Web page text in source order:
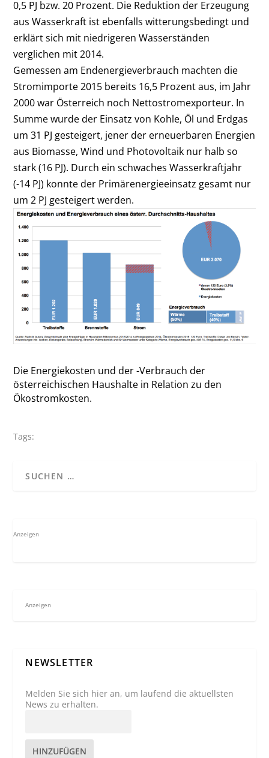
0,5 PJ bzw. 20 Prozent. Die Reduktion der Erzeugung
aus Wasserkraft ist ebenfalls witterungsbedingt und
erklärt sich mit niedrigeren Wasserständen
verglichen mit 2014.
Gemessen am Endenergieverbrauch machten die
Stromimporte 2015 bereits 16,5 Prozent aus, im Jahr
2000 war Österreich noch Nettostromexporteur. In
Summe wurde der Einsatz von Kohle, Öl und Erdgas
um 31 PJ gesteigert, jener der erneuerbaren Energien
aus Biomasse, Wind und Photovoltaik nur halb so
stark (16 PJ). Durch ein schwaches Wasserkraftjahr
(-14 PJ) konnte der Primärenergieeinsatz gesamt nur
um 2 PJ gesteigert werden.
Die Energiekosten und der -Verbrauch der
österreichischen Haushalte in Relation zu den
Ökostromkosten.
Tags:
Anzeigen
Anzeigen
NEWSLETTER
Melden Sie sich hier an, um laufend die aktuellsten
News zu erhalten.
HINZUFÜGEN